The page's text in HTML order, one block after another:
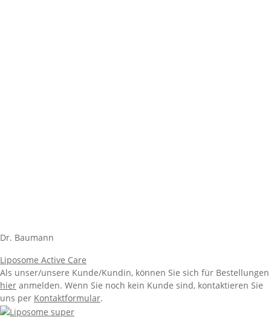
Dr. Baumann
Liposome Active Care
Als unser/unsere Kunde/Kundin, können Sie sich für Bestellungen
hier anmelden. Wenn Sie noch kein Kunde sind, kontaktieren Sie
uns per Kontaktformular.